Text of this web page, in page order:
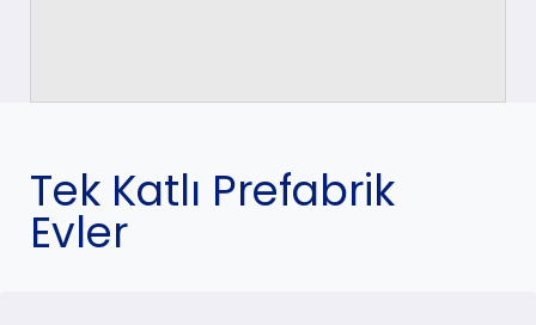
Tek Katlı Prefabrik
Evler